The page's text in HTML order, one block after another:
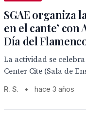
SGAE organiza
en el cante’
Día del
La actividad se
Center Cite (Sala de
R. S. • hace 3 años